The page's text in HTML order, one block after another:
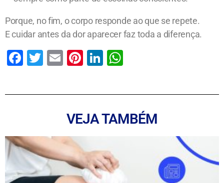
Porque, no fim, o corpo responde ao que se repete.
E cuidar antes da dor aparecer faz toda a diferença.
F
c
o
o
k
T
tt
E
ai
Pi
er
st
Li
k
dI
at
A
VEJA TAMBÉM